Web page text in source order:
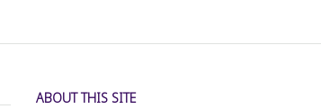
ABOUT THIS SITE